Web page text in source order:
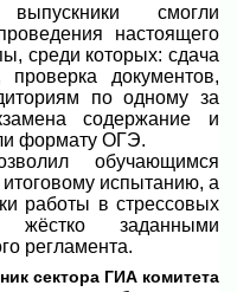
смогли
настоящего
среди которых: сдача
документов,
по одному за
содержание и
формату ОГЭ.
обучающимся
итоговому испытанию, а
работы в стрессовых
жёстко заданными
регламента.
сектора ГИА комитета